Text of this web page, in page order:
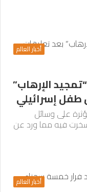
أخبار العالم
الإرهاب”
طفل إسرائيلي
على وسائل
فيه مما ورد عن
أخبار العالم